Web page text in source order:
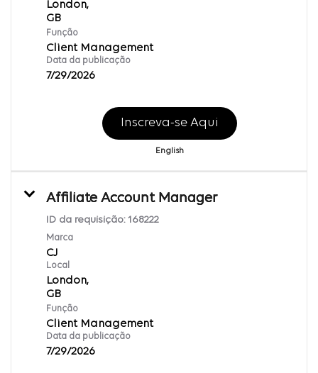
London,
Função
Client Management
Data da publicação
7/29/2026
Inscreva-se Aqui
English
Affiliate Account Manager
ID da requisição: 168222
Marca
CJ
Local
London,
Função
Client Management
Data da publicação
7/29/2026